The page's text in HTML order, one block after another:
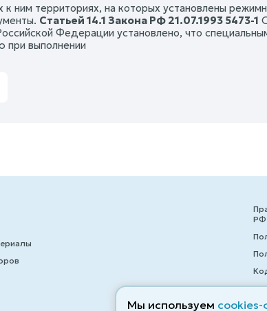
ним территориях, на которых установлены
Статьей 14.1 Закона РФ 21.07.1993 5473-1
Федерации установлено, что
при выполнении
РФ
Мы используем